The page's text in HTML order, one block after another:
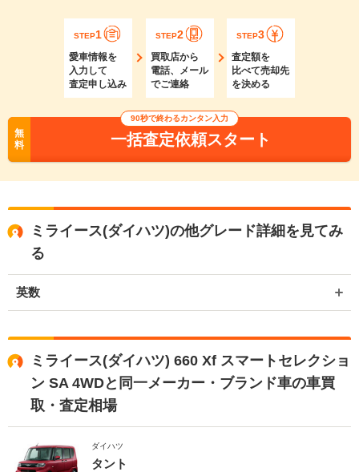
STEP1
愛車情報を
入力して
査定申し込み
STEP2
買取店から
電話、メール
でご連絡
STEP3
査定額を
比べて売却先
を決める
無
料
90秒で終わるカンタン入力
一括査定依頼スタート
ミライース(ダイハツ)の他グレード詳細を見てみ
る
英数
ミライース(ダイハツ) 660 Xf スマートセレクショ
ン SA 4WDと同一メーカー・ブランド車の車買
取・査定相場
ダイハツ
タント